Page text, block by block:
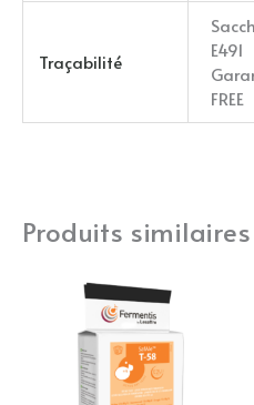
Traçabilité
E491
FREE
Produits similaires